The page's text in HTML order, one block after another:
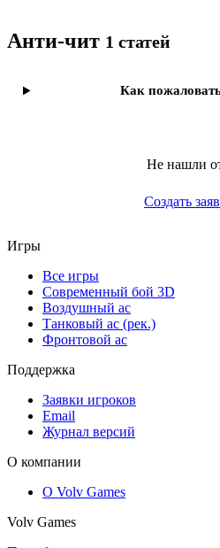
Анти-чит 1 статей
Как
Не нашли
Создать
Игры
Все игры
Современный бой 3D
Воздушный ас
Танковый ас (рек.)
Фронтовой ас
Поддержка
Заявки игроков
Email
Журнал версий
О компании
О Volv Games
Volv Games